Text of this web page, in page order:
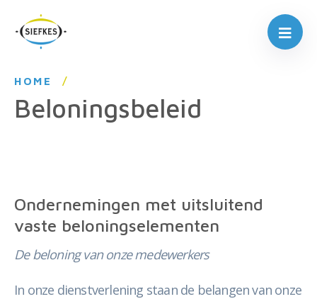
HOME
Beloningsbeleid
Ondernemingen met uitsluitend
vaste beloningselementen
De beloning van onze medewerkers
In onze dienstverlening staan de belangen van onze